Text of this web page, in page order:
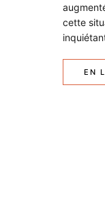
cette
EN